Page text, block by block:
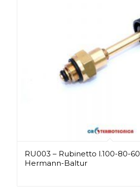
RU003 – Rubinetto l.100-80-
Hermann-Baltur